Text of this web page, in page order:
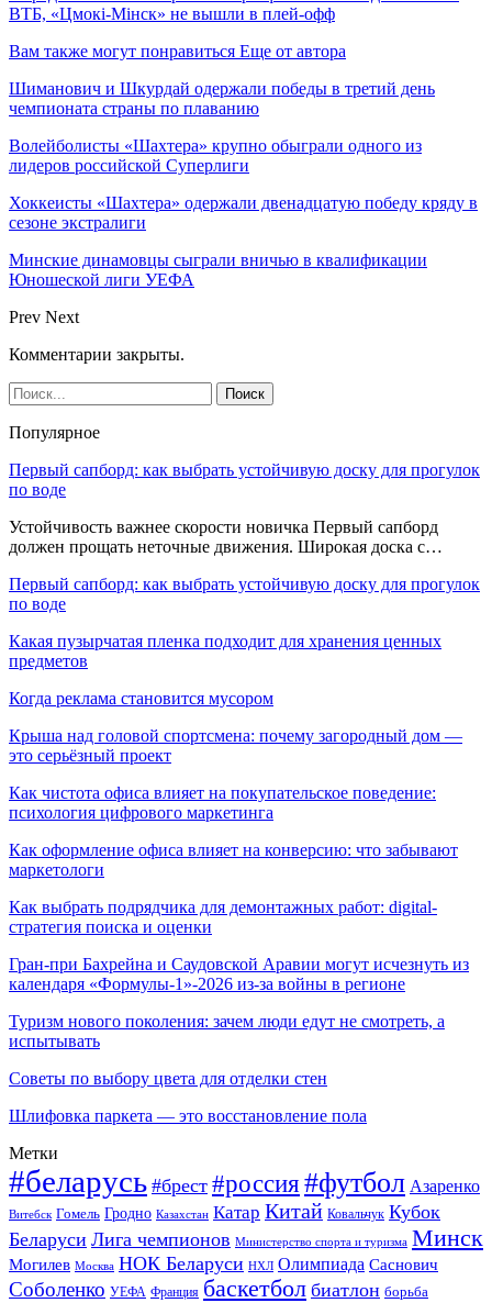
ВТБ, «Цмокi-Мiнск» не вышли в плей-офф
Вам также могут понравиться Еще от автора
Шиманович и Шкурдай одержали победы в третий день
чемпионата страны по плаванию
Волейболисты «Шахтера» крупно обыграли одного из
лидеров российской Суперлиги
Хоккеисты «Шахтера» одержали двенадцатую победу кряду в
сезоне экстралиги
Минские динамовцы сыграли вничью в квалификации
Юношеской лиги УЕФА
Prev Next
Комментарии закрыты.
Популярное
Первый сапборд: как выбрать устойчивую доску для прогулок
по воде
Устойчивость важнее скорости новичка Первый сапборд
должен прощать неточные движения. Широкая доска с…
Первый сапборд: как выбрать устойчивую доску для прогулок
по воде
Какая пузырчатая пленка подходит для хранения ценных
предметов
Когда реклама становится мусором
Крыша над головой спортсмена: почему загородный дом —
это серьёзный проект
Как чистота офиса влияет на покупательское поведение:
психология цифрового маркетинга
Как оформление офиса влияет на конверсию: что забывают
маркетологи
Как выбрать подрядчика для демонтажных работ: digital-
стратегия поиска и оценки
Гран-при Бахрейна и Саудовской Аравии могут исчезнуть из
календаря «Формулы-1»-2026 из-за войны в регионе
Туризм нового поколения: зачем люди едут не смотреть, а
испытывать
Советы по выбору цвета для отделки стен
Шлифовка паркета — это восстановление пола
Метки
#беларусь #брест #россия#футбол Азаренко
Витебск Гомель Гродно Казахстан Катар Китай Ковальчук Кубок
Беларуси Лига чемпионов Министерство спорта и туризма Минск
Могилев Москва НОК Беларуси НХЛ Олимпиада Саснович
Соболенко УЕФА Франция баскетбол биатлон борьба